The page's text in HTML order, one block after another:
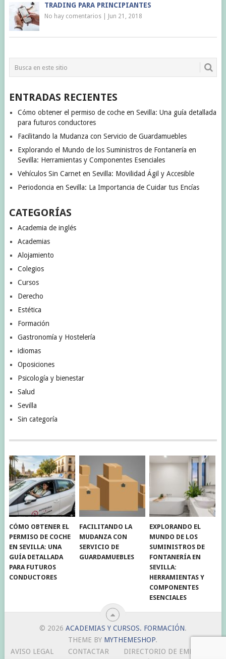
TRADING PARA PRINCIPIANTES
No hay comentarios| Jun 21, 2018
ENTRADAS RECIENTES
Cómo obtener el permiso de coche en Sevilla: Una guía detallada
para futuros conductores
Facilitando la Mudanza con Servicio de Guardamuebles
Explorando el Mundo de los Suministros de Fontanería en
Sevilla: Herramientas y Componentes Esenciales
Vehículos Sin Carnet en Sevilla: Movilidad Ágil y Accesible
Periodoncia en Sevilla: La Importancia de Cuidar tus Encías
CATEGORÍAS
Academia de inglés
Academias
Alojamiento
Colegios
Cursos
Derecho
Estética
Formación
Gastronomía y Hostelería
idiomas
Oposiciones
Psicología y bienestar
Salud
Sevilla
Sin categoría
CÓMO OBTENER EL
PERMISO DE COCHE
EN SEVILLA: UNA
GUÍA DETALLADA
PARA FUTUROS
CONDUCTORES
FACILITANDO LA
MUDANZA CON
SERVICIO DE
GUARDAMUEBLES
EXPLORANDO EL
MUNDO DE LOS
SUMINISTROS DE
FONTANERÍA EN
SEVILLA:
HERRAMIENTAS Y
COMPONENTES
ESENCIALES
© 2026 ACADEMIAS Y CURSOS. FORMACIÓN.
THEME BY MYTHEMESHOP.
AVISO LEGAL
CONTACTAR DIRECTORIO DE EMPRESAS